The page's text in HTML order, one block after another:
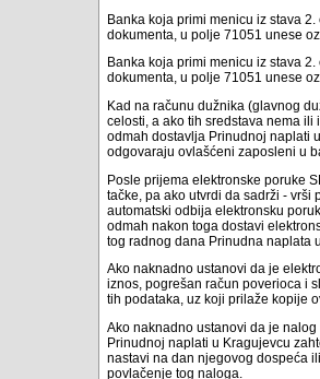
Banka koja primi menicu iz stava
dokumenta, u polje 71051 unese
Banka koja primi menicu iz stava
dokumenta, u polje 71051 unese
Kad na računu dužnika (glavnog
celosti, a ako tih sredstava nema
odmah dostavlja Prinudnoj naplati
odgovaraju ovlašćeni zaposleni u
Posle prijema elektronske poruke
tačke, pa ako utvrdi da sadrži -
automatski odbija elektronsku
odmah nakon toga dostavi
tog radnog dana Prinudna naplata
Ako naknadno ustanovi da je
iznos, pogrešan račun poverioca i
tih podataka, uz koji prilaže kopije
Ako naknadno ustanovi da je
Prinudnoj naplati u Kragujevcu
nastavi na dan njegovog dospeća
povlačenje tog naloga.